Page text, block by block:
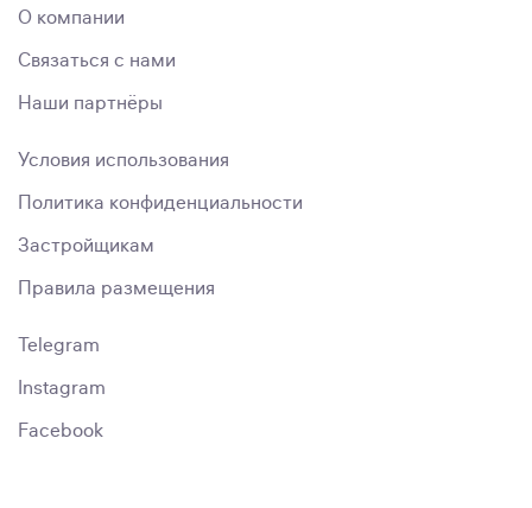
О компании
Связаться с нами
Наши партнёры
Условия использования
Политика конфиденциальности
Застройщикам
Правила размещения
Telegram
Instagram
Facebook